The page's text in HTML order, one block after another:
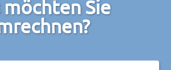
möchten Sie